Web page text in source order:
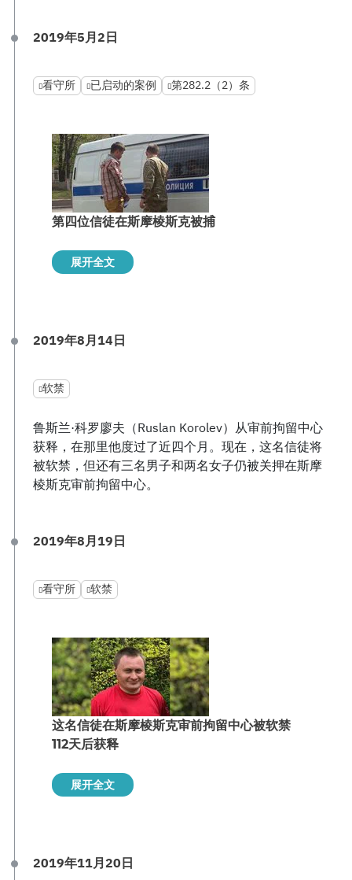
2019年5月2日
看守所 已启动的案例 第282.2（2）条
第四位信徒在斯摩棱斯克被捕
展开全文
2019年8月14日
软禁
鲁斯兰·科罗廖夫（Ruslan Korolev）从审前拘留中心
获释，在那里他度过了近四个月。现在，这名信徒将
被软禁，但还有三名男子和两名女子仍被关押在斯摩
棱斯克审前拘留中心。
2019年8月19日
看守所 软禁
这名信徒在斯摩棱斯克审前拘留中心被软禁
112天后获释
展开全文
2019年11月20日